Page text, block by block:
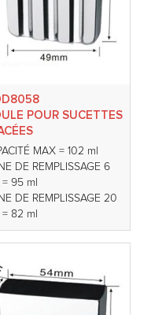
POUR SUCETTES
MAX = 102 ml
DE REMPLISSAGE 6
= 95 ml
DE REMPLISSAGE 20
= 82 ml